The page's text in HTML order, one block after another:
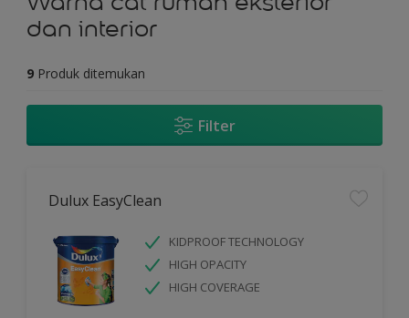
dan interior
9 Produk ditemukan
Filter
Dulux EasyClean
KIDPROOF TECHNOLOGY
HIGH OPACITY
HIGH COVERAGE